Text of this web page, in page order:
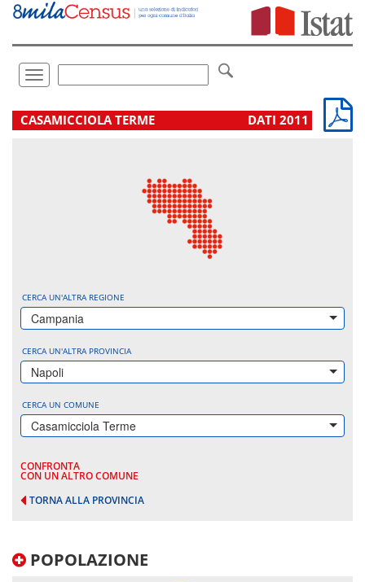
Vai
direttamente
Toggle
navigation
.
CASAMICCIOLA TERME DATI 2011
CERCA UN'ALTRA REGIONE
Campania
CERCA UN'ALTRA PROVINCIA
Napoli
CERCA UN COMUNE
Casamicciola Terme
CONFRONTA
CON UN ALTRO COMUNE
TORNA ALLA PROVINCIA
POPOLAZIONE